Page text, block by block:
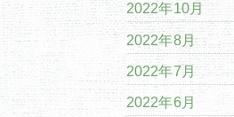
2022年10月
2022年8月
2022年7月
2022年6月